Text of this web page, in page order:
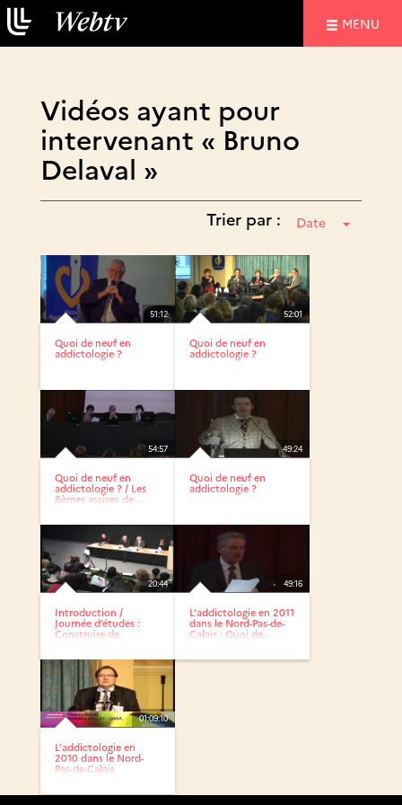
MENU
Vidéos ayant pour
intervenant « Bruno
Delaval »
Trier par : Date
51:12
Quoi de neuf en
addictologie ?
52:01
Quoi de neuf en
addictologie ?
54:57
Quoi de neuf en
addictologie ? / Les
8èmes assises de...
49:24
Quoi de neuf en
addictologie ?
20:44
Introduction /
Journée d’études :
Construire de
49:16
L’addictologie en 2011
dans le Nord-Pas-de-
Calais : Quoi de...
01:09:10
L’addictologie en
2010 dans le Nord-
Pas-de-Calais